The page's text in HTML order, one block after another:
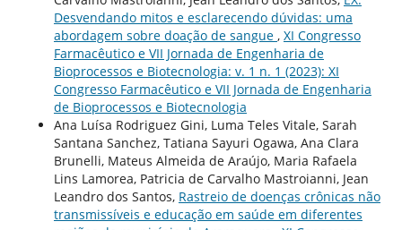
Desvendando mitos e esclarecendo dúvidas: uma
abordagem sobre doação de sangue , XI Congresso
Farmacêutico e VII Jornada de Engenharia de
Bioprocessos e Biotecnologia: v. 1 n. 1 (2023): XI
Congresso Farmacêutico e VII Jornada de Engenharia
de Bioprocessos e Biotecnologia
Ana Luísa Rodriguez Gini, Luma Teles Vitale, Sarah
Santana Sanchez, Tatiana Sayuri Ogawa, Ana Clara
Brunelli, Mateus Almeida de Araújo, Maria Rafaela
Lins Lamorea, Patricia de Carvalho Mastroianni, Jean
Leandro dos Santos, Rastreio de doenças crônicas não
transmissíveis e educação em saúde em diferentes